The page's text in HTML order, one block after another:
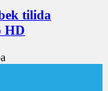
tilida
HD